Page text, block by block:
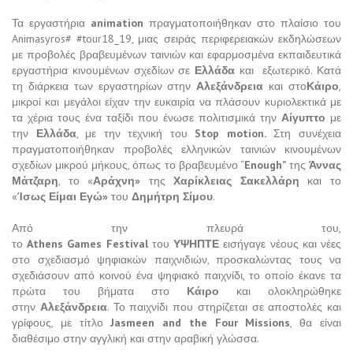
Τα εργαστήρια animation πραγματοποιήθηκαν στο πλαίσιο του
Animasyros# #tour18_19, μιας σειράς περιφερειακών εκδηλώσεων
με προβολές βραβευμένων ταινιών και εφαρμοσμένα εκπαιδευτικά
εργαστήρια κινουμένων σχεδίων σε Ελλάδα και εξωτερικό. Κατά
τη διάρκεια των εργαστηρίων στηνΑλεξάνδρεια και στοΚάιρο,
μικροί και μεγάλοι είχαν την ευκαιρία να πλάσουν κυριολεκτικά με
τα χέρια τους ένα ταξίδι που ένωσε πολιτισμικά την Αίγυπτο με
την Ελλάδα, με την τεχνική του Stop motion.Στη συνέχεια
πραγματοποιήθηκαν προβολές ελληνικών ταινιών κινουμένων
σχεδίων μικρού μήκους, όπως το βραβευμένο “Enough” της Άννας
Μάτζαρη, το «Αράχνη» τηςΧαρίκλειας Σακελλάρη και το
«Ίσως Είμαι Εγώ» του Δημήτρη Σίμου.
Από την πλευρά του,
τοAthens Games Festivalτου ΥΨΗΠΤΕ εισήγαγε νέους και νέες
στο σχεδιασμό ψηφιακών παιχνιδιών, προσκαλώντας τους να
σχεδιάσουν από κοινού ένα ψηφιακό παιχνίδι, το οποίο έκανε τα
πρώτα του βήματα στο Κάιρο και ολοκληρώθηκε
στην Αλεξάνδρεια. Το παιχνίδι που στηρίζεται σε αποστολές και
γρίφους, με τίτλοJasmeen and the FourMissions, θα είναι
διαθέσιμο στην αγγλική και στην αραβική γλώσσα.